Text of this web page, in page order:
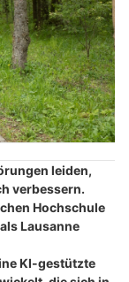
leiden,
verbessern.
Hochschule
Lausanne
KI-gestützte